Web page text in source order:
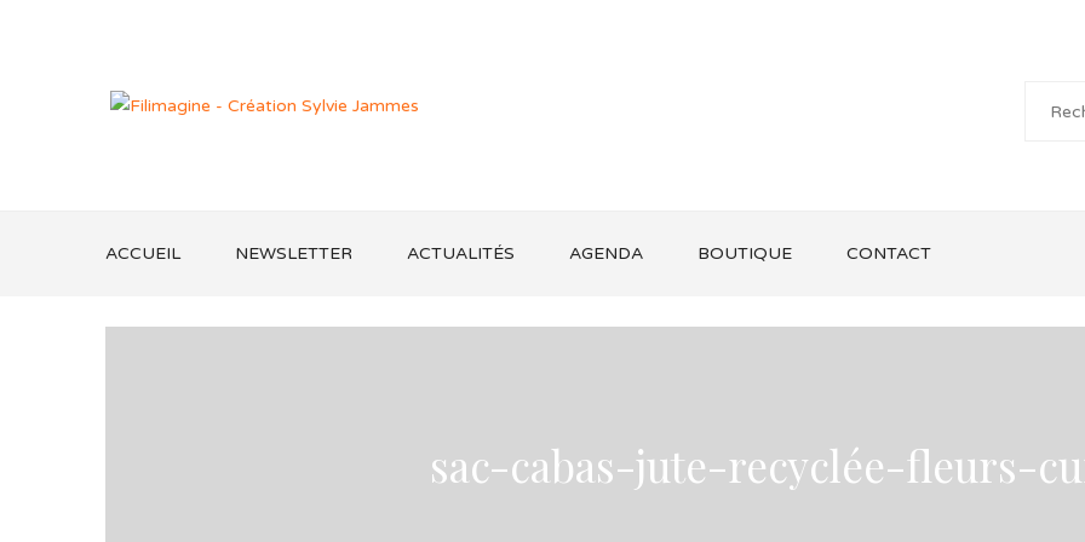
ACCUEIL NEWSLETTER ACTUALITÉS AGENDA BOUTIQUE CONTACT
sac-cabas-jute-recyclée-fleurs-